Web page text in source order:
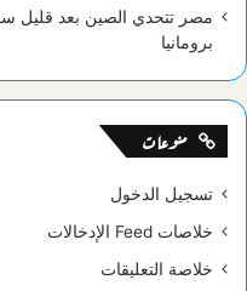
مصر تتحدي الصين بعد قليل
برومانيا
منوعات
تسجيل الدخول
خلاصات Feed الإدخالات
خلاصة التعليقات